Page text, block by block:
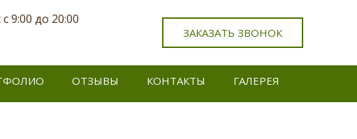
9:00 до 20:00
ЗАКАЗАТЬ ЗВОНОК
ОТЗЫВЫ КОНТАКТЫ ГАЛЕРЕЯ